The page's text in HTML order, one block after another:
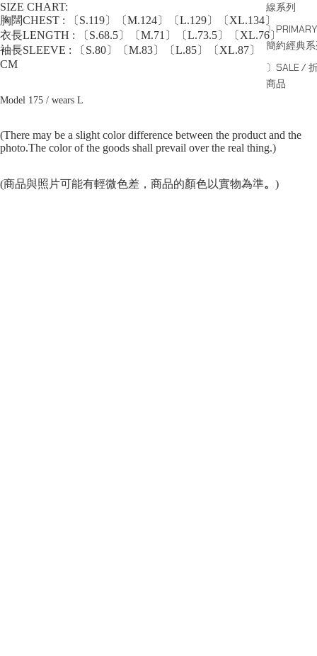
線系列
〕
簡約經典
〕SALE /
商品
SIZE CHART:
胸闊CHEST : 〔S.119〕〔M.124〕〔L.129〕〔XL.134〕
衣長LENGTH : 〔S.68.5〕〔M.71〕〔L.73.5〕〔XL.76〕
袖長SLEEVE : 〔S.80〕〔M.83〕〔L.85〕〔XL.87〕
CM
Model 175 / wears L
(There may be a slight color difference between the product and the
photo.The color of the goods shall prevail over the real thing.)
(商品與照片可能有輕微色差，商品的顏色以實物為準。 )